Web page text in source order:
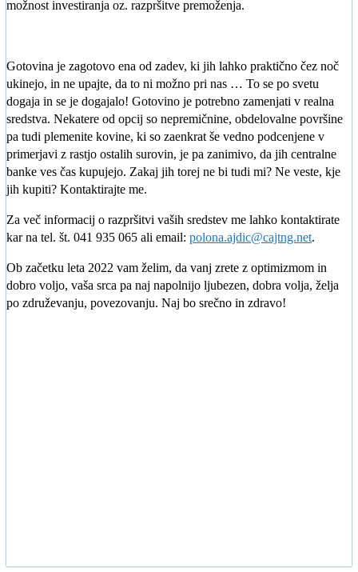
možnost investiranja oz. razpršitve premoženja.
Gotovina je zagotovo ena od zadev, ki jih lahko praktično čez noč
ukinejo, in ne upajte, da to ni možno pri nas … To se po svetu
dogaja in se je dogajalo! Gotovino je potrebno zamenjati v realna
sredstva. Nekatere od opcij so nepremičnine, obdelovalne površine
pa tudi plemenite kovine, ki so zaenkrat še vedno podcenjene v
primerjavi z rastjo ostalih surovin, je pa zanimivo, da jih centralne
banke ves čas kupujejo. Zakaj jih torej ne bi tudi mi? Ne veste, kje
jih kupiti? Kontaktirajte me.
Za več informacij o razpršitvi vaših sredstev me lahko kontaktirate
kar na tel. št. 041 935 065 ali email: polona.ajdic@cajtng.net.
Ob začetku leta 2022 vam želim, da vanj zrete z optimizmom in
dobro voljo, vaša srca pa naj napolnijo ljubezen, dobra volja, želja
po združevanju, povezovanju. Naj bo srečno in zdravo!